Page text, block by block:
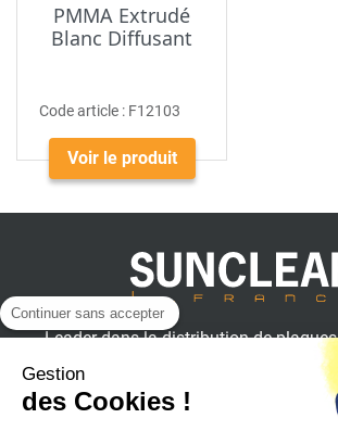
PMMA Extrudé
Blanc Diffusant
Code article : F12103
Voir le produit
Leader dans la distribution de plaques
plastiques, aluminium et composites
pour professionnels.
Continuer sans accepter
Gestion
des Cookies !